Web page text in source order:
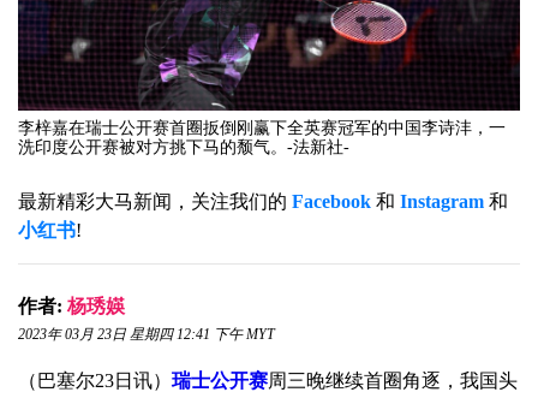
李梓嘉在瑞士公开赛首圈扳倒刚赢下全英赛冠军的中国李诗沣，一
洗印度公开赛被对方挑下马的颓气。-法新社-
最新精彩大马新闻，关注我们的 Facebook 和 Instagram 和
小红书!
作者: 杨琇媖
2023年 03月 23日 星期四 12:41 下午 MYT
（巴塞尔23日讯） 瑞士公开赛周三晚继续首圈角逐，我国头